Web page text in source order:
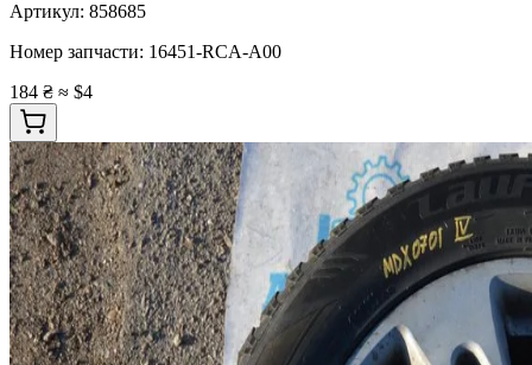
Артикул: 858685
Номер запчасти: 16451-RCA-A00
184 ₴ ≈ $4